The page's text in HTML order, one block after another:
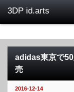
adidas東京で
売
2016-12-14